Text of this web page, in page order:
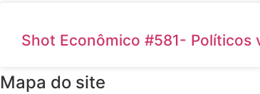
Shot Econômico #581- Políticos
Mapa do site